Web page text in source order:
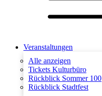
Veranstaltungen
Alle anzeigen
Tickets Kulturbüro
Rückblick Sommer 100
Rückblick Stadtfest